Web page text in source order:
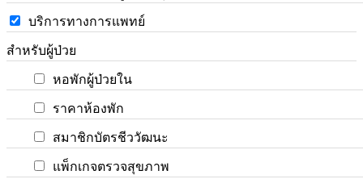
บริการทางการแพทย์
สำหรับผู้ป่วย
หอพักผู้ป่วยใน
ราคาห้องพัก
สมาชิกบัตรชีววัฒนะ
แพ็กเกจตรวจสุขภาพ